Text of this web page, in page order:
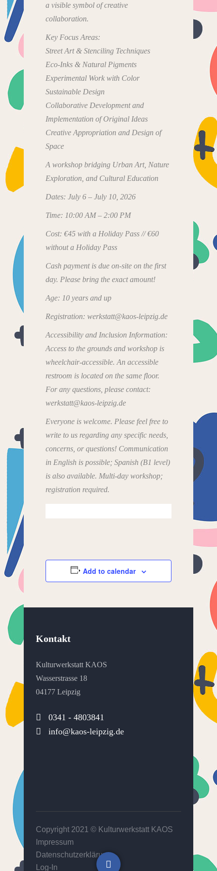
a visible symbol of creative
collaboration.
Key Focus Areas:
Street Art & Stenciling Techniques
Eco-Inks & Natural Pigments
Experimental Work with Color
Sustainable Design
Collaborative Development and
Implementation of Original Ideas
Creative Appropriation and Design of
Space
A workshop bridging Urban Art, Nature
Exploration, and Cultural Education
Dates: July 6 – July 10, 2026
Time: 10:00 AM – 2:00 PM
Cost: €45 with a Holiday Pass // €60
without a Holiday Pass
Cash payment is due on-site on the first
day. Please bring the exact amount!
Age: 10 years and up
Registration: werkstatt@kaos-leipzig.de
Accessibility and Inclusion Information:
Access to the grounds and workshop is
wheelchair-accessible. An accessible
restroom is located on the same floor.
For any questions, please contact:
werkstatt@kaos-leipzig.de
Everyone is welcome. Please feel free to
write to us regarding any specific needs,
concerns, or questions! Communication
in English is possible; Spanish (B1 level)
is also available. Multi-day workshop;
registration required.
Add to calendar
Kontakt
Kulturwerkstatt KAOS
Wasserstrasse 18
04177 Leipzig
0341 - 4803841
info@kaos-leipzig.de
Copyright 2021 © Kulturwerkstatt KAOS
Impressum
Datenschutzerklärung
Log-In